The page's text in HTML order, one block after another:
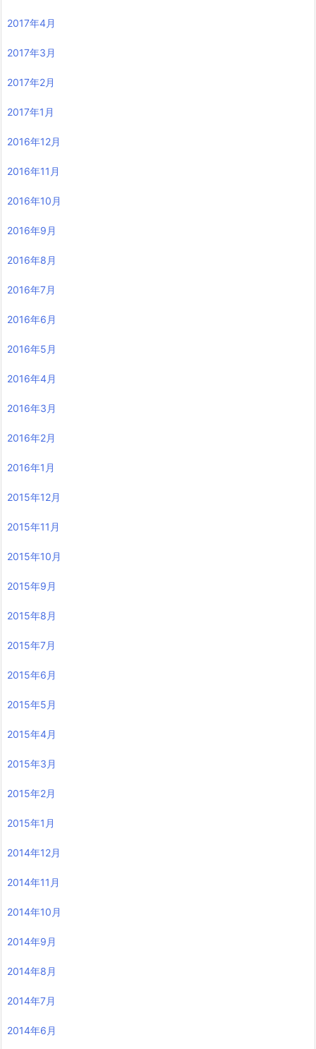
2017年4月
2017年3月
2017年2月
2017年1月
2016年12月
2016年11月
2016年10月
2016年9月
2016年8月
2016年7月
2016年6月
2016年5月
2016年4月
2016年3月
2016年2月
2016年1月
2015年12月
2015年11月
2015年10月
2015年9月
2015年8月
2015年7月
2015年6月
2015年5月
2015年4月
2015年3月
2015年2月
2015年1月
2014年12月
2014年11月
2014年10月
2014年9月
2014年8月
2014年7月
2014年6月